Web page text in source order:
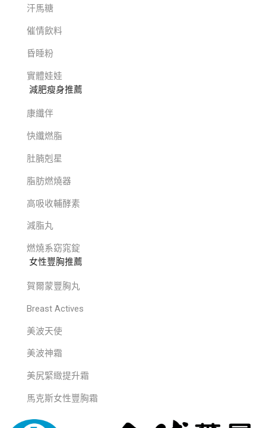
汗馬糖
催情飲料
昏睡粉
實體娃娃
減肥瘦身推薦
康纖伴
快纖燃脂
肚腩剋星
脂肪燃燒器
高吸收輔酵素
減脂丸
燃燒系窈窕錠
女性豐胸推薦
賀爾蒙豐胸丸
Breast Actives
美波天使
美波神霜
美尻緊緻提升霜
馬克斯女性豐胸霜